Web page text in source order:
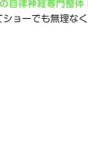
自律神経専門整
ョーでも無理なく